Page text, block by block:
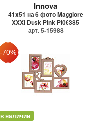
Innova
41x51 на 6 фото Maggiore
XXXI Dusk Pink PI06385
арт. 5-15988
в наличии